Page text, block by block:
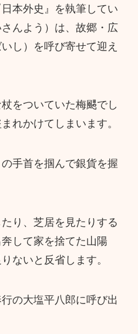
本外史』を執筆してい
んよう）は、故郷・広
し）を呼び寄せて迎え
をついていた梅颸でし
れかけてしまいます。
手首を掴んで銀貨を握
り、芝居を見たりする
して家を捨てた山陽
ないと反省します。
の大塩平八郎に呼び出